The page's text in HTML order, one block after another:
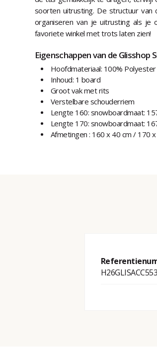
soorten uitrusting. De structuur
organiseren van je uitrusting als je
favoriete winkel met trots laten zien!
Eigenschappen van de Glisshop
Hoofdmateriaal: 100%
Inhoud: 1 board
Groot vak met rits
Verstelbare schouderriem
Lengte 160: snowboardmaat:
Lengte 170: snowboardmaat:
Afmetingen : 160 x 40 cm / 170